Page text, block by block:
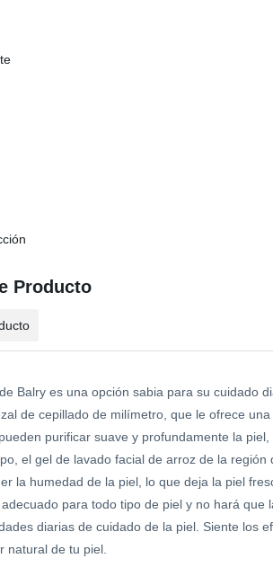
Producto
Balry es una opción sabia para su cuidado
de cepillado de milímetro, que le ofrece
purificar suave y profundamente la
el gel de lavado facial de arroz de la
la humedad de la piel, lo que deja la piel
para todo tipo de piel y no hará
diarias de cuidado de la piel. Siente los
natural de tu piel.